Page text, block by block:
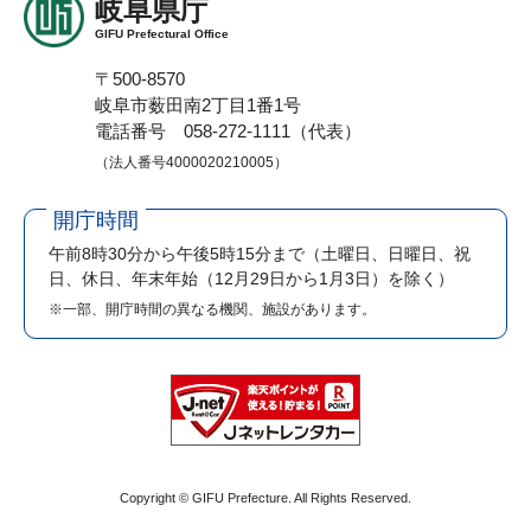
岐阜県庁
GIFU Prefectural Office
〒500-8570
岐阜市薮田南2丁目1番1号
電話番号 058-272-1111（代表）
（法人番号4000020210005）
開庁時間
午前8時30分から午後5時15分まで （土曜日、日曜日、祝
日、休日、年末年始（12月29日から1月3日）を除く）
※一部、開庁時間の異なる機関、施設があります。
Copyright © GIFU Prefecture. All Rights Reserved.